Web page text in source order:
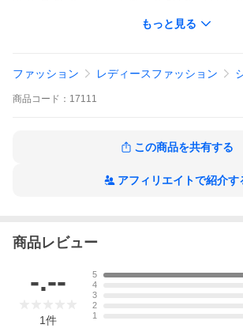
もっと見る
ファッション レディースファッション
商品 コード： 17111
この商品を共有する
アフィリエイトで紹介す
商品レビュー
-.--
1件
5
4
3
2
1